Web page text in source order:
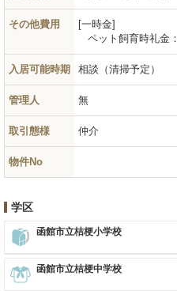
その他費用
一時金
ペット飼育時礼金：
入居可能時期 相談（清掃予定）
管理人 無
取引態様 仲介
物件No
学区
函館市立桔梗小学校
函館市立桔梗中学校